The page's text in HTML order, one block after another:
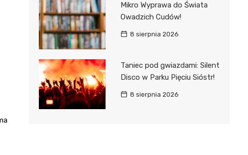
Mikro Wyprawa do Świata
Owadzich Cudów!
8 sierpnia 2026
Taniec pod gwiazdami: Silent
Disco w Parku Pięciu Sióstr!
8 sierpnia 2026